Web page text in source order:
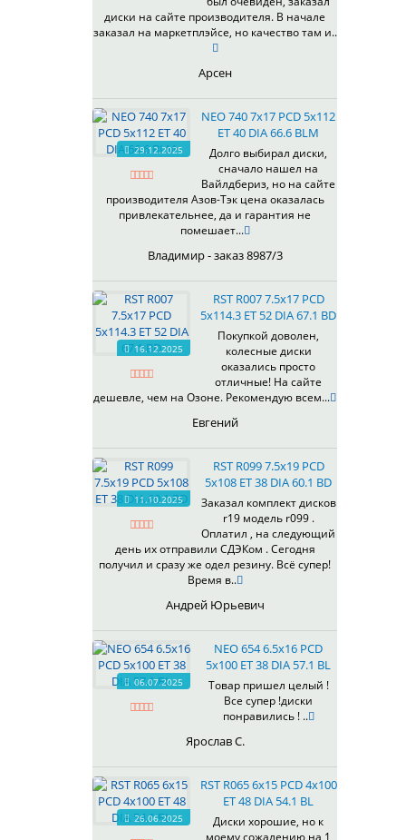
401
408
410
411
414
417
423
426
428
429
430
433
438
503
505
508
511
528
529
530
531
535
536
537
538
70,1
72,6
73,1
74,1
75.1
78.1
98
98,1
MGM
OrD
SL
W
WB
WD
диски на сайте производителя. В начале
заказал на маркетплэйсе, но качество там и..
Арсен
29.12.2025
NEO 740 7x17 PCD 5x112
ET 40 DIA 66.6 BLM
Долго выбирал диски,
сначало нашел на
Вайлдбериз, но на сайте
производителя Азов-Тэк цена оказалась
привлекательнее, да и гарантия не
помешает...
Владимир - заказ 8987/3
16.12.2025
RST R007 7.5x17 PCD
5x114.3 ET 52 DIA 67.1 BD
Покупкой доволен,
колесные диски
оказались просто
отличные! На сайте
дешевле, чем на Озоне. Рекомендую всем...
Евгений
11.10.2025
RST R099 7.5x19 PCD
5x108 ET 38 DIA 60.1 BD
Заказал комплект дисков
r19 модель r099 .
Оплатил , на следующий
день их отправили СДЭКом . Сегодня
получил и сразу же одел резину. Всё супер!
Время в..
Андрей Юрьевич
06.07.2025
NEO 654 6.5x16 PCD
5x100 ET 38 DIA 57.1 BL
Товар пришел целый !
Все супер !диски
понравились ! ..
Ярослав С.
26.06.2025
RST R065 6x15 PCD 4x100
ET 48 DIA 54.1 BL
Диски хорошие, но к
моему сожалению на 1